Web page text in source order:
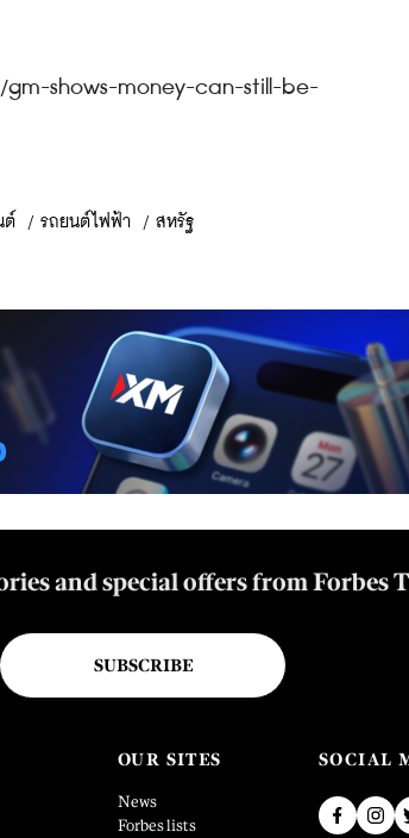
gm-shows-money-can-still-be-
ต์ / รถยนต์ไฟฟ้า / สหรัฐ
and special offers from Forbes
SUBSCRIBE
OUR SITES
News
Forbes lists
SOCIAL